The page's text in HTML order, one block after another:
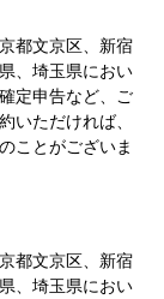
都文京区、新宿
、埼玉県におい
定申告など、ご
いただければ、
ことがございま
都文京区、新宿
、埼玉県におい